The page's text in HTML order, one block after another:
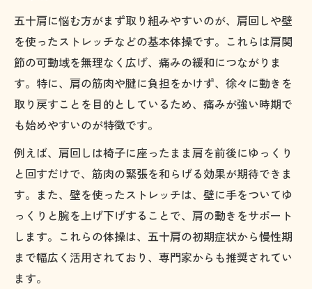
五十肩ケアは自宅で無理なく始めるのが基
本
五十肩の体操前に知っておきたい注意点ま
とめ
五十肩のセルフケア方法を安全に実践する
コツ
五十肩の痛みがある時の運動制限について
痛みを悪化させない五十肩改善法の選び方
五十肩の痛みを悪化させない改善法の見極
め方
五十肩では避けるべき動きと安全な体操の
五十肩に悩む方がまず取り組みやすいのが、肩回しや壁
を使ったストレッチなどの基本体操です。これらは肩関
節の可動域を無理なく広げ、痛みの緩和につながりま
す。特に、肩の筋肉や腱に負担をかけず、徐々に動きを
取り戻すことを目的としているため、痛みが強い時期で
も始めやすいのが特徴です。
例えば、肩回しは椅子に座ったまま肩を前後にゆっくり
と回すだけで、筋肉の緊張を和らげる効果が期待できま
す。また、壁を使ったストレッチは、壁に手をついてゆ
っくりと腕を上げ下げすることで、肩の動きをサポート
します。これらの体操は、五十肩の初期症状から慢性期
まで幅広く活用されており、専門家からも推奨されてい
ます。